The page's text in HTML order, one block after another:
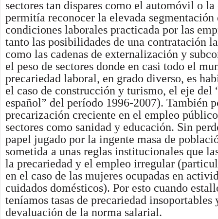
sectores tan dispares como el automóvil o
permitía reconocer la elevada segmentación
condiciones laborales practicada por las
tanto las posibilidades de una contratación
como las cadenas de externalización y
el peso de sectores donde en casi todo el
precariedad laboral, en grado diverso, es
el caso de construcción y turismo, el eje del
español” del período 1996-2007). También
precarización creciente en el empleo
sectores como sanidad y educación. Sin
papel jugado por la ingente masa de
sometida a unas reglas institucionales que
la precariedad y el empleo irregular
en el caso de las mujeres ocupadas en
cuidados domésticos). Por esto cuando
teníamos tasas de precariedad insoportables
devaluación de la norma salarial.